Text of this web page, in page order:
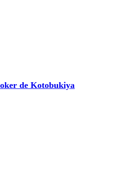
de Kotobukiya